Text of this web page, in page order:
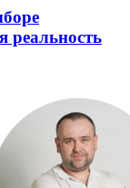
реальность